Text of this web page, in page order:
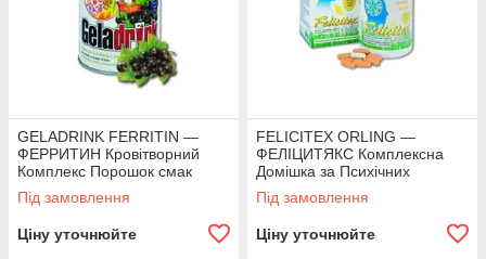
GELADRINK FERRITIN —
ФЕРРИТИН Кровітворний
Комплекс Порошок смак
Чорна Смородина — 360 г
Під замовлення
Ціну уточнюйте
FELICITEX ORLING —
ФЕЛІЦИТЯКС Комплексна
Домішка за Психічних
навантажень 360 капсул
Під замовлення
Ціну уточнюйте